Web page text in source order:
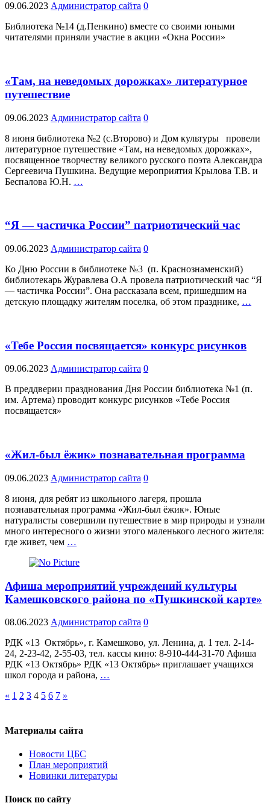
09.06.2023 Администратор сайта 0
Библиотека №14 (д.Пенкино) вместе со своими юными
читателями приняли участие в акции «Окна России»
«Там, на неведомых дорожках» литературное
путешествие
09.06.2023 Администратор сайта 0
8 июня библиотека №2 (с.Второво) и Дом культуры провели
литературное путешествие «Там, на неведомых дорожках»,
посвященное творчеству великого русского поэта Александра
Сергеевича Пушкина. Ведущие мероприятия Крылова Т.В. и
Беспалова Ю.Н. …
“Я — частичка России” патриотический час
09.06.2023 Администратор сайта 0
Ко Дню России в библиотеке №3 (п. Краснознаменский)
библиотекарь Журавлева О.А провела патриотический час “Я
— частичка России”. Она рассказала всем, пришедшим на
детскую площадку жителям поселка, об этом празднике, …
«Тебе Россия посвящается» конкурс рисунков
09.06.2023 Администратор сайта 0
В преддверии празднования Дня России библиотека №1 (п.
им. Артема) проводит конкурс рисунков «Тебе Россия
посвящается»
«Жил-был ёжик» познавательная программа
09.06.2023 Администратор сайта 0
8 июня, для ребят из школьного лагеря, прошла
познавательная программа «Жил-был ёжик». Юные
натуралисты совершили путешествие в мир природы и узнали
много интересного о жизни этого маленького лесного жителя:
где живет, чем …
Афиша мероприятий учреждений культуры
Камешковского района по «Пушкинской карте»
08.06.2023 Администратор сайта 0
РДК «13 Октябрь», г. Камешково, ул. Ленина, д. 1 тел. 2-14-
24, 2-23-42, 2-55-03, тел. кассы кино: 8-910-444-31-70 Афиша
РДК «13 Октябрь» РДК «13 Октябрь» приглашает учащихся
школ города и района, …
« 1 2 3 4 5 6 7 »
Материалы сайта
Новости ЦБС
План мероприятий
Новинки литературы
Поиск по сайту